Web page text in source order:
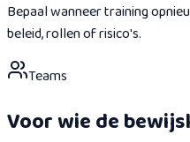
Bepaal wanneer training
beleid, rollen of risico's.
Teams
Voor wie de